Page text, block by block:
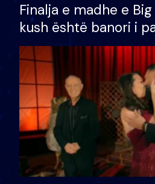
Finalja e madhe e
kush është banori i
shtëpinë dhe humb
të fituar çmimin e